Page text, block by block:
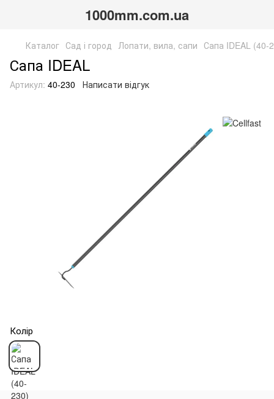
1000mm.com.ua
Каталог Сад і город Лопати, вила, сапи Сапа IDEAL (40-
Сапа IDEAL
Артикул: 40-230 Написати відгук
Колір